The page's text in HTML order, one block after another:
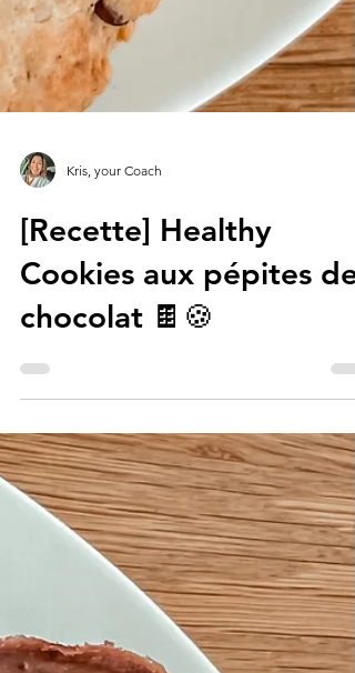
[Recette] Healthy
Cookies aux pépites de
chocolat 🍫🍪